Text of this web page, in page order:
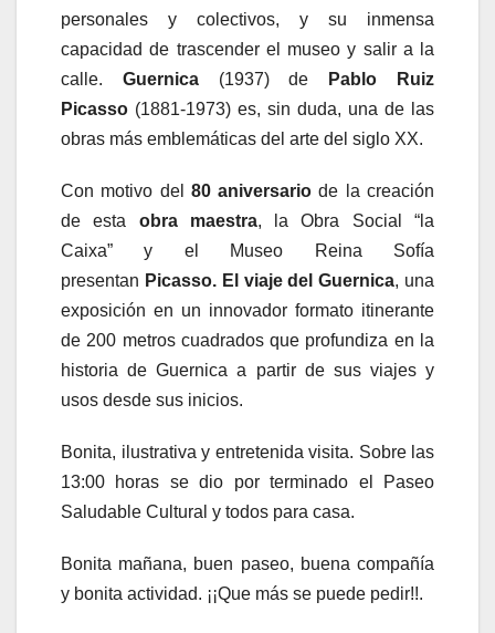
personales y colectivos, y su inmensa
capacidad de trascender el museo y salir a la
calle. Guernica(1937) de
Pablo Ruiz
Picasso (1881-1973) es, sin duda, una de las
obras más emblemáticas del arte del siglo XX.
Con motivo del 80 aniversario de la creación
de esta obra maestra, la Obra Social “la
Caixa” y el Museo Reina Sofía
presentan Picasso. El viaje del Guernica, una
exposición en un innovador formato itinerante
de 200 metros cuadrados que profundiza en la
historia de Guernica a partir de sus viajes y
usos desde sus inicios.
Bonita, ilustrativa y entretenida visita. Sobre las
13:00 horas se dio por terminado el Paseo
Saludable Cultural y todos para casa.
Bonita mañana, buen paseo, buena compañía
y bonita actividad. ¡¡Que más se puede pedir!!.